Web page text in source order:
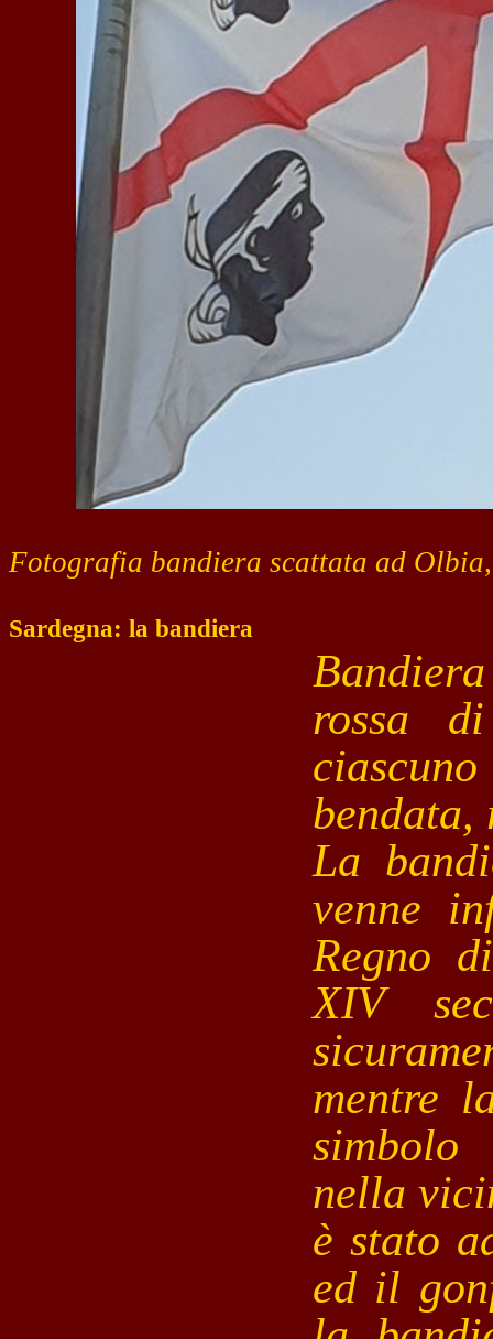
Fotografia bandiera scattata ad
Sardegna: la bandiera
rossa
La
venne
Regno
XIV
mentre
nella
è stato
ed il